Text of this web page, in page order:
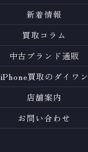
新着情報
買取コラム
中古ブランド通販
iPhone買取のダイワン
店舗案内
お問い合わせ